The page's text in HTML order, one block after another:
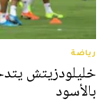
رياضة
خليلودزيتش
بالأسود